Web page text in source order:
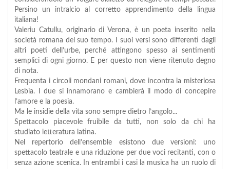
Persino un intralcio al corretto apprendimento della lingua
italiana!
Valeriu Catullu, originario di Verona, è un poeta inserito nella
società romana del suo tempo. I suoi versi sono differenti dagli
altri poeti dell’urbe, perché attingono spesso ai sentimenti
semplici di ogni giorno. E per questo non viene ritenuto degno
di nota.
Frequenta i circoli mondani romani, dove incontra la misteriosa
Lesbia. I due si innamorano e cambierà il modo di concepire
l’amore e la poesia.
Ma le insidie della vita sono sempre dietro l’angolo...
Spettacolo piacevole fruibile da tutti, non solo da chi ha
studiato letteratura latina.
Nel repertorio dell’ensemble esistono due versioni: uno
spettacolo teatrale e una riduzione per due voci recitanti, con o
senza azione scenica. In entrambi i casi la musica ha un ruolo di